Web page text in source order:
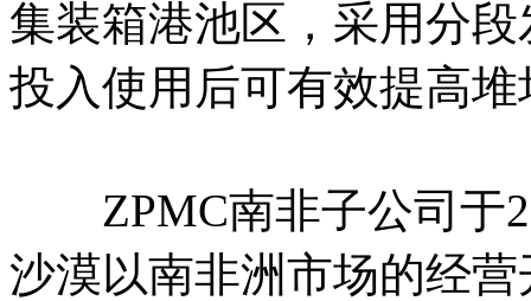
集装箱港池区，采用分
投入使用后可有效提高
ZPMC南非子公司于
沙漠以南非洲市场的经